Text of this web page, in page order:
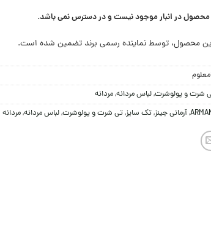
در انبار موجود نیست و در دسترس نمی باشد.
محصول، توسط نماینده رسمی برند تضمین شده است.
شرت و پولوشرت,لباس مردانه,مردانه
,آرمانی جینز,تک سایز,تی شرت و پولوشرت,لباس مردانه,مردانه